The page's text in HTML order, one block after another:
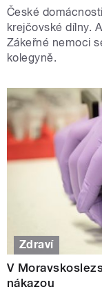
České
krejčovské dílny.
Zákeřné nemoci
kolegyně.
Zdraví
V
nákazou